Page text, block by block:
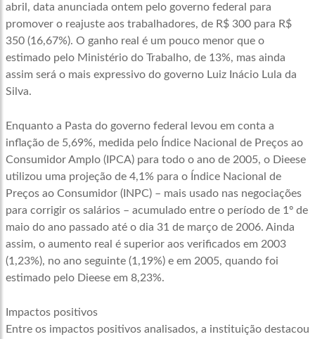
abril, data anunciada ontem pelo governo federal para
promover o reajuste aos trabalhadores, de R$ 300 para R$
350 (16,67%). O ganho real é um pouco menor que o
estimado pelo Ministério do Trabalho, de 13%, mas ainda
assim será o mais expressivo do governo Luiz Inácio Lula da
Silva.
Enquanto a Pasta do governo federal levou em conta a
inflação de 5,69%, medida pelo Índice Nacional de Preços ao
Consumidor Amplo (IPCA) para todo o ano de 2005, o Dieese
utilizou uma projeção de 4,1% para o Índice Nacional de
Preços ao Consumidor (INPC) – mais usado nas negociações
para corrigir os salários – acumulado entre o período de 1º de
maio do ano passado até o dia 31 de março de 2006. Ainda
assim, o aumento real é superior aos verificados em 2003
(1,23%), no ano seguinte (1,19%) e em 2005, quando foi
estimado pelo Dieese em 8,23%.
Impactos positivos
Entre os impactos positivos analisados, a instituição destacou